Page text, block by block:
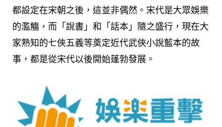
都設定在宋朝之後，這並非偶然。宋代是大眾娛樂
的濫觴，而「說書」和「話本」隨之盛行，現在大
家熟知的七俠五義等奠定近代武俠小說藍本的故
事，都是從宋代以後開始蓬勃發展。